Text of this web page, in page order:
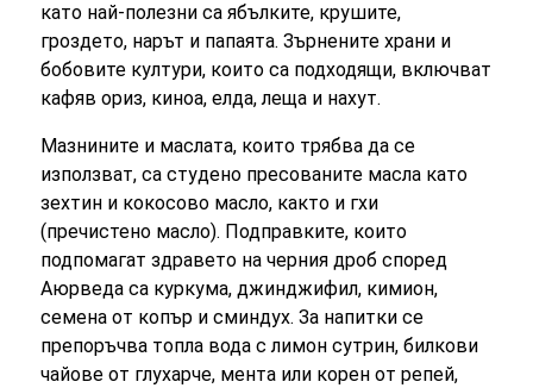
като най-полезни са ябълките, крушите,
гроздето, нарът и папаята. Зърнените храни и
бобовите култури, които са подходящи, включват
кафяв ориз, киноа, елда, леща и нахут.
Мазнините и маслата, които трябва да се
използват, са студено пресованите масла като
зехтин и кокосово масло, както и гхи
(пречистено масло). Подправките, които
подпомагат здравето на черния дроб според
Аюрведа са куркума, джинджифил, кимион,
семена от копър и сминдух. За напитки се
препоръчва топла вода с лимон сутрин, билкови
чайове от глухарче, мента или корен от репей,